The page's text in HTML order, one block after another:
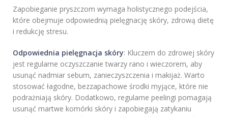
Zapobieganie pryszczom wymaga holistycznego podejścia,
które obejmuje odpowiednią pielęgnację skóry, zdrową dietę
i redukcję stresu.
Odpowiednia pielęgnacja skóry: Kluczem do zdrowej skóry
jest regularne oczyszczanie twarzy rano i wieczorem, aby
usunąć nadmiar sebum, zanieczyszczenia i makijaż. Warto
stosować łagodne, bezzapachowe środki myjące, które nie
podrażniają skóry. Dodatkowo, regularne peelingi pomagają
usunąć martwe komórki skóry i zapobiegają zatykaniu